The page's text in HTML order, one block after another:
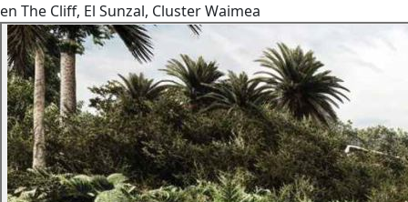
en The Cliff, El Sunzal, Cluster Waimea